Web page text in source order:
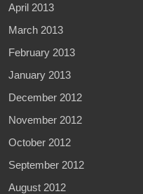
April 2013
March 2013
February 2013
January 2013
December 2012
November 2012
October 2012
September 2012
August 2012